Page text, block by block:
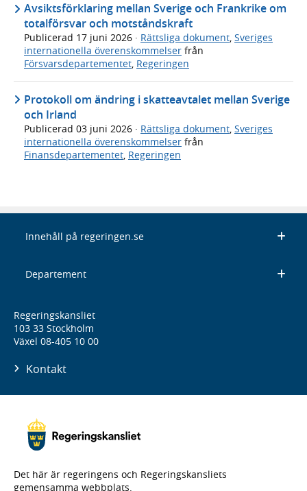
Avsiktsförklaring mellan Sverige och Frankrike om
totalförsvar och motståndskraft
Publicerad 17 juni 2026 · Rättsliga dokument, Sveriges
internationella överenskommelser från
Försvarsdepartementet, Regeringen
Protokoll om ändring i skatteavtalet mellan Sverige
och Irland
Publicerad 03 juni 2026 · Rättsliga dokument, Sveriges
internationella överenskommelser från
Finansdepartementet, Regeringen
Innehåll på regeringen.se
Departement
Regeringskansliet
103 33 Stockholm
Växel 08-405 10 00
Kontakt
Det här är regeringens och Regeringskansliets
gemensamma webbplats.